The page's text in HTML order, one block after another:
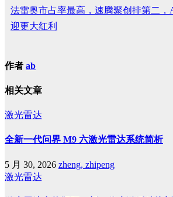
法雷奥市占率最高，速腾聚创排第二
迎更大红利
作者 ab
相关文章
激光雷达
全新一代问界 M9 六激光雷达系统简析
5 月 30, 2026 zheng, zhipeng
激光雷达